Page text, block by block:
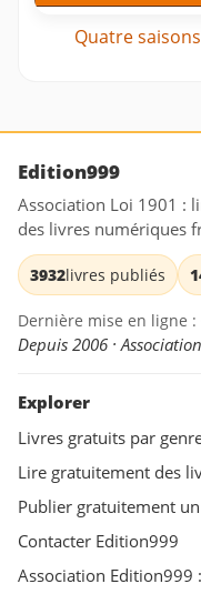
Quatre saisons
Edition999
Association Loi 1901 :
des livres numériques
3932livres publiés
Dernière mise en ligne :
Depuis 2006 ·
Explorer
Livres gratuits par
Lire gratuitement des
Publier gratuitement
Contacter Edition999
Association Edition999